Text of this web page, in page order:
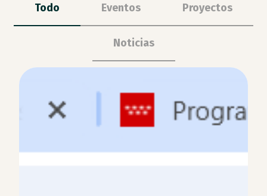
Todo Eventos Proyectos
Noticias